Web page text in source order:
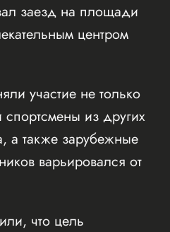
заезд на площади
центром
участие не только
из других
а также зарубежные
варьировался от
что цель